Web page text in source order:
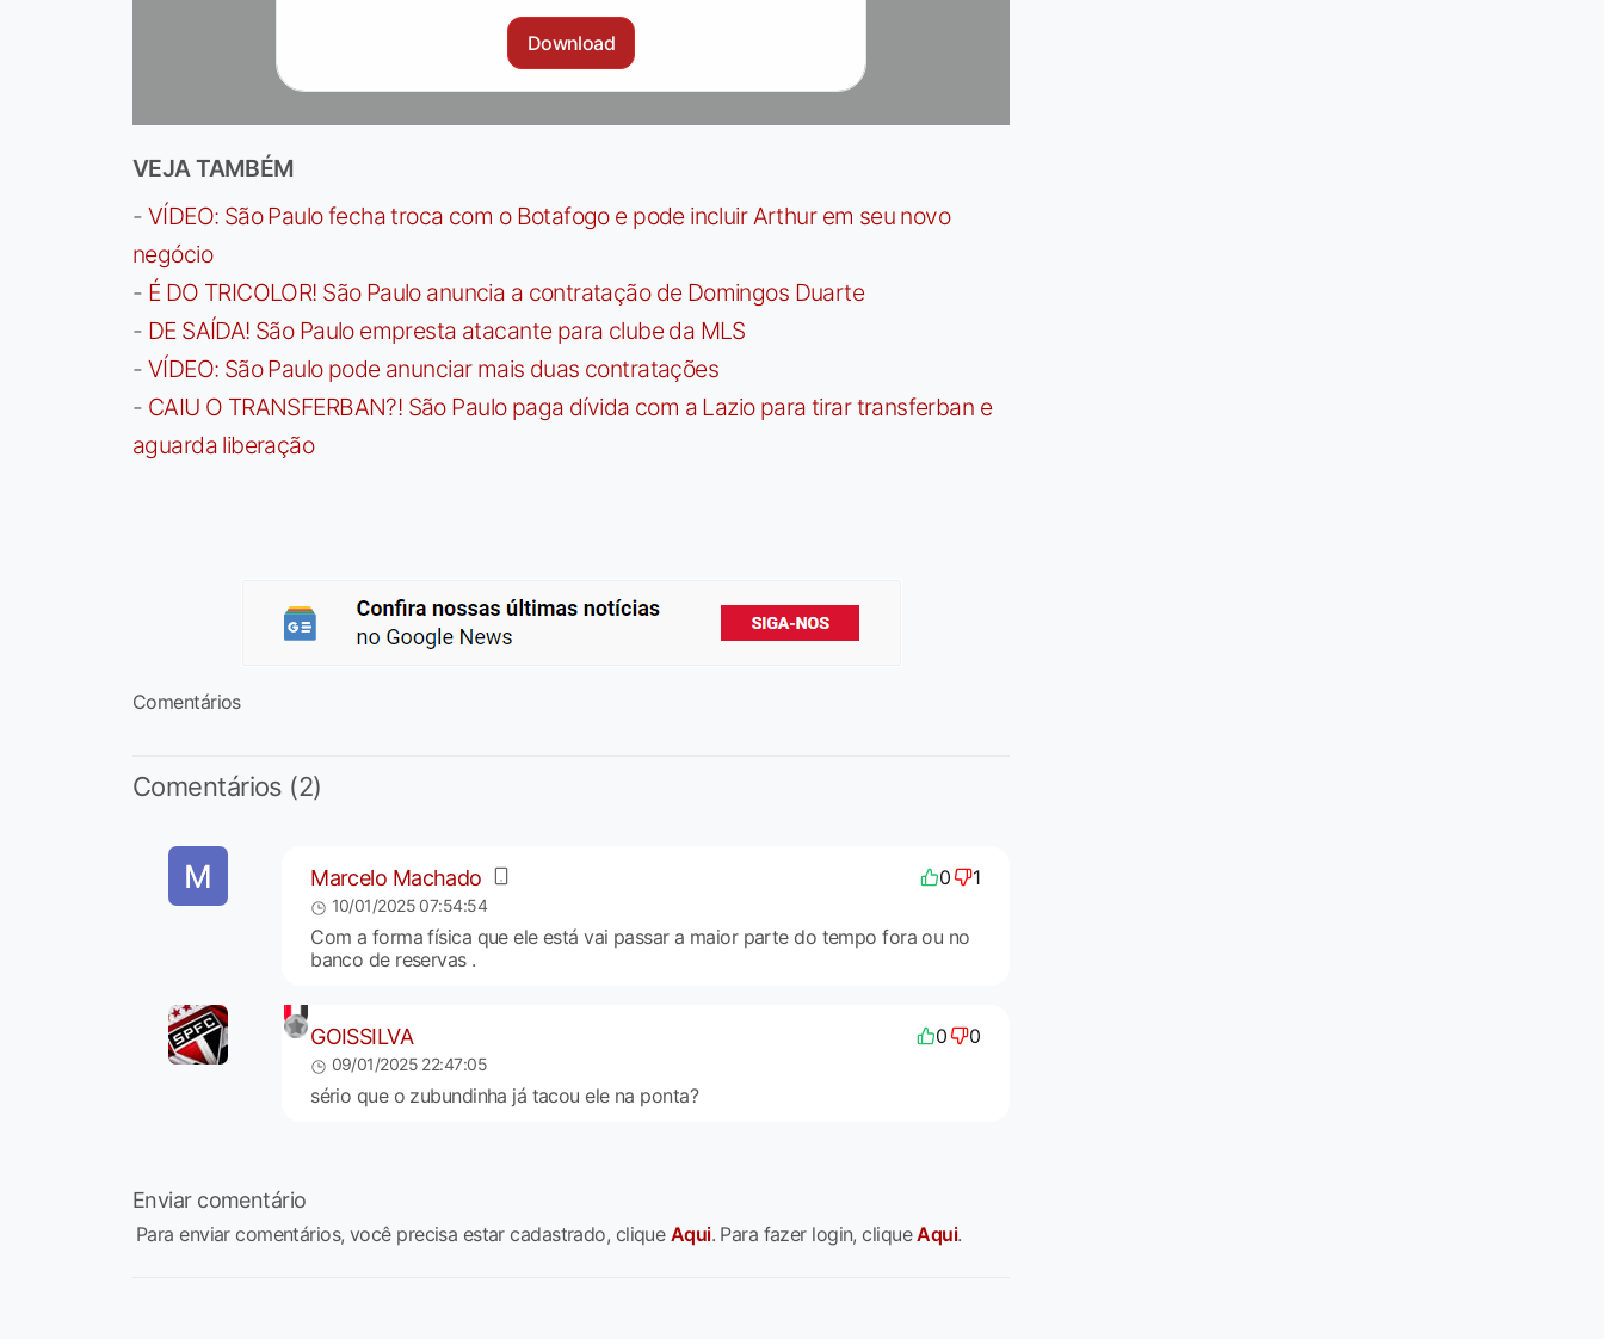
Download
VEJA TAMBÉM
- VÍDEO: São Paulo fecha troca com o Botafogo e pode incluir Arthur em seu novo
negócio
- É DO TRICOLOR! São Paulo anuncia a contratação de Domingos Duarte
- DE SAÍDA! São Paulo empresta atacante para clube da MLS
- VÍDEO: São Paulo pode anunciar mais duas contratações
- CAIU O TRANSFERBAN?! São Paulo paga dívida com a Lazio para tirar transferban e
aguarda liberação
Comentários
Comentários (2)
Marcelo Machado 0 1
10/01/2025 07:54:54
Com a forma física que ele está vai passar a maior parte do tempo fora ou no
banco de reservas .
GOISSILVA 0 0
09/01/2025 22:47:05
sério que o zubundinha já tacou ele na ponta?
Enviar comentário
Para enviar comentários, você precisa estar cadastrado, clique Aqui. Para fazer login, cliqueAqui.